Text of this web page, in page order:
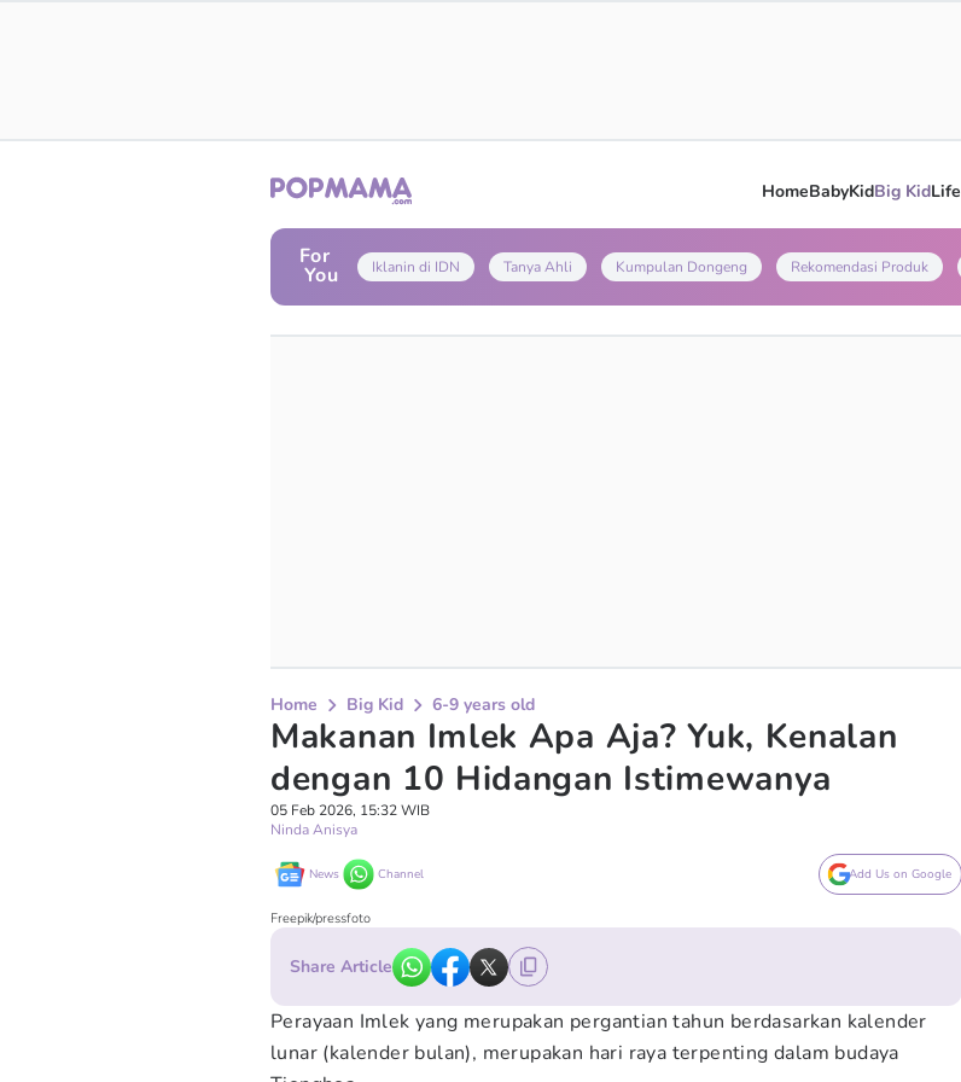
HomeBabyKidBig KidLife
For
You Iklanin di IDN Tanya Ahli Kumpulan Dongeng Rekomendasi Produk
Home Big Kid 6-9 years old
Makanan Imlek Apa Aja? Yuk, Kenalan
dengan 10 Hidangan Istimewanya
05 Feb 2026, 15:32 WIB
Ninda Anisya
News Channel Add Us on Google
Freepik/pressfoto
Share Article
Perayaan Imlek yang merupakan pergantian tahun berdasarkan kalender
lunar (kalender bulan), merupakan hari raya terpenting dalam budaya